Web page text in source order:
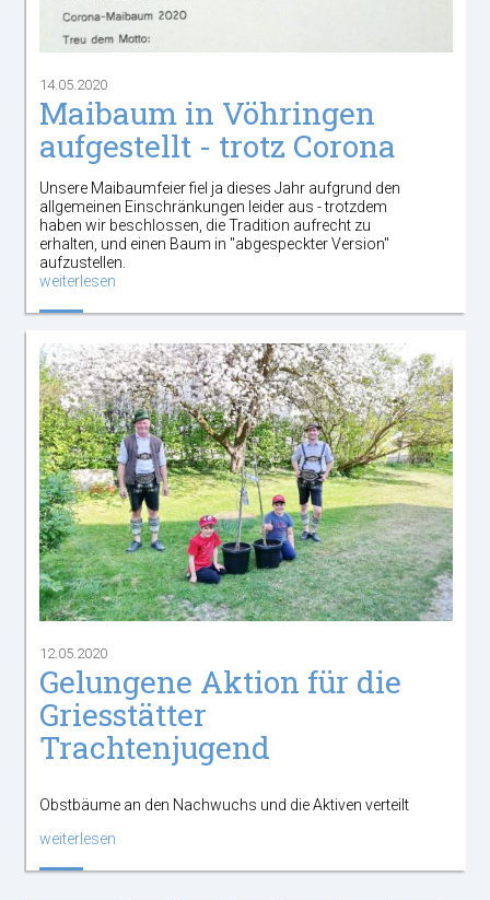
14.05.2020
Maibaum in Vöhringen
aufgestellt - trotz Corona
Unsere Maibaumfeier fiel ja dieses Jahr aufgrund den
allgemeinen Einschränkungen leider aus - trotzdem
haben wir beschlossen, die Tradition aufrecht zu
erhalten, und einen Baum in "abgespeckter Version"
aufzustellen.
weiterlesen
12.05.2020
Gelungene Aktion für die
Griesstätter
Trachtenjugend
Obstbäume an den Nachwuchs und die Aktiven verteilt
weiterlesen